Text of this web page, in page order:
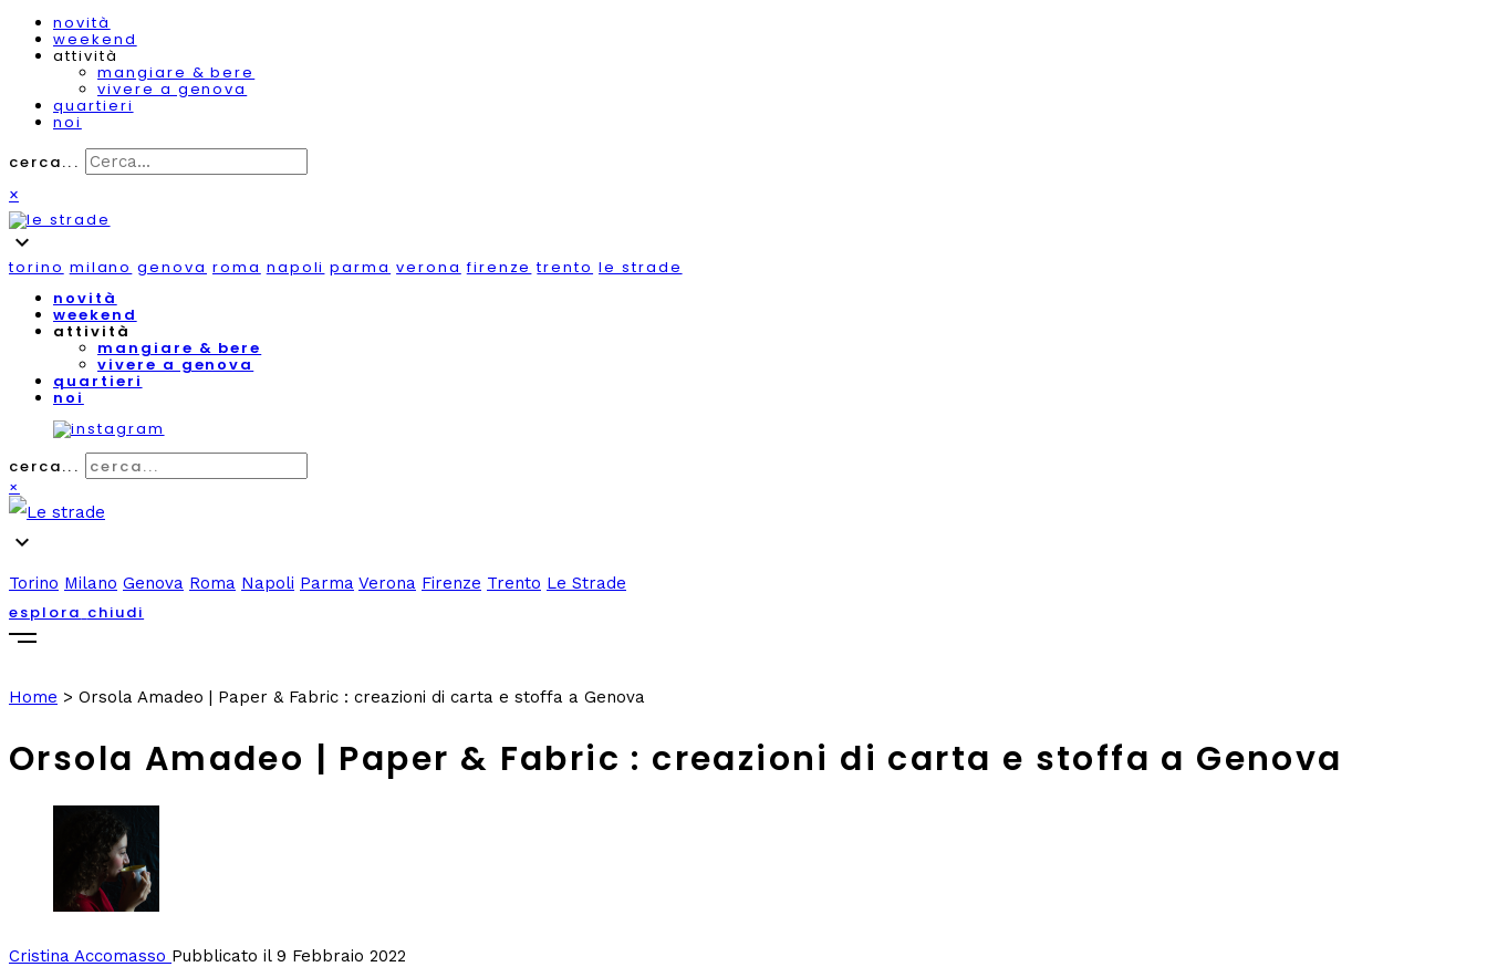
novità
weekend
attività
mangiare & bere
vivere a genova
quartieri
noi
cerca...
×
expand_more
torino milano genova roma napoli parma verona firenze trento le strade
novità
weekend
attività
mangiare & bere
vivere a genova
quartieri
noi
cerca...
×
expand_more
Torino Milano Genova Roma Napoli Parma Verona Firenze Trento Le Strade
esplora chiudi
Home > Orsola Amadeo | Paper & Fabric : creazioni di carta e stoffa a Genova
Orsola Amadeo | Paper & Fabric : creazioni di carta e stoffa a Genova
Cristina Accomasso Pubblicato il 9 Febbraio 2022